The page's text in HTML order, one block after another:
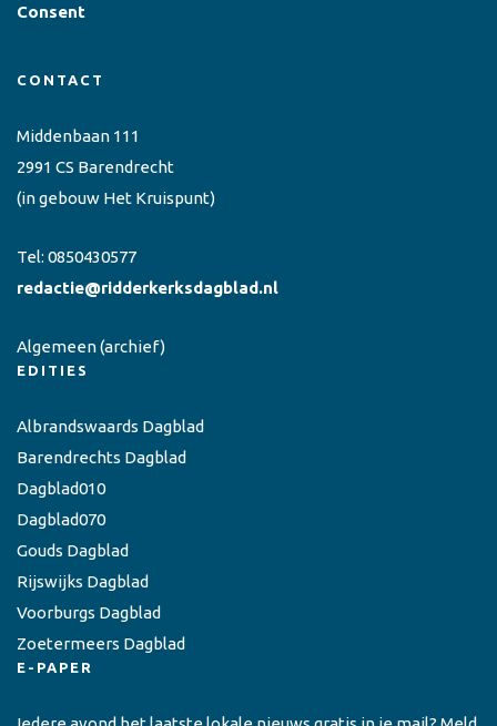
Consent
CONTACT
Middenbaan 111
2991 CS Barendrecht
(in gebouw Het Kruispunt)
Tel: 0850430577
redactie@ridderkerksdagblad.nl
Algemeen(archief)
EDITIES
Albrandswaards Dagblad
Barendrechts Dagblad
Dagblad010
Dagblad070
Gouds Dagblad
Rijswijks Dagblad
Voorburgs Dagblad
Zoetermeers Dagblad
E-PAPER